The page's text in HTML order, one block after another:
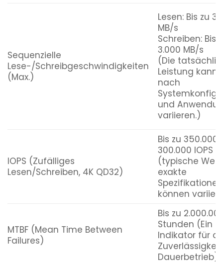
Sequenzielle
Lese-/Schreibgeschwindigkeiten
(Max.)
Lesen: Bis zu
MB/s
Schreiben: Bis
3.000 MB/s
(Die
Leistung kann
nach
und
variieren.)
IOPS (Zufälliges
Lesen/Schreiben, 4K QD32)
Bis zu 350.000
300.000 IOPS
(typische
exakte
Spezifikationen
können
MTBF (Mean Time Between
Failures)
Bis zu
Stunden (Ein
Indikator für
Dauerbetrieb)